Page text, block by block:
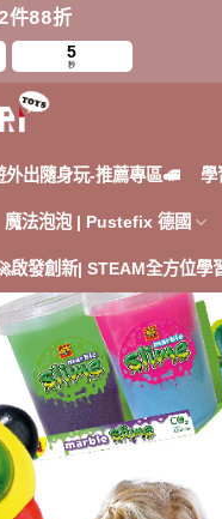
件88折
3
秒
外出隨身玩-推薦專區🚅 學
魔法泡泡 | Pustefix 德國
啟發創新| STEAM全方位學